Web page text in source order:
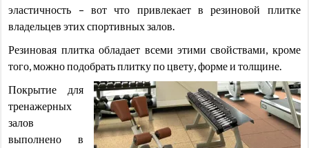
эластичность – вот что привлекает в резиновой плитке
владельцев этих спортивных залов.
Резиновая плитка обладает всеми этими свойствами, кроме
того, можно подобрать плитку по цвету, форме и толщине.
Покрытие для
тренажерных
залов
выполнено в